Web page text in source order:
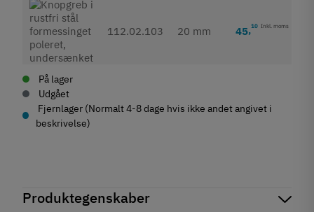
112.02.103 20 mm 45,10 Inkl. moms
På lager
Udgået
Fjernlager (Normalt 4-8 dage hvis ikke andet angivet i
beskrivelse)
Produktegenskaber